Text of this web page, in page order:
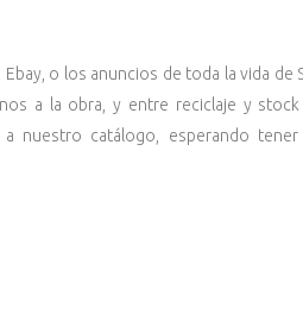
o los anuncios de toda la vida de
a la obra, y entre reciclaje y stock
nuestro catálogo, esperando